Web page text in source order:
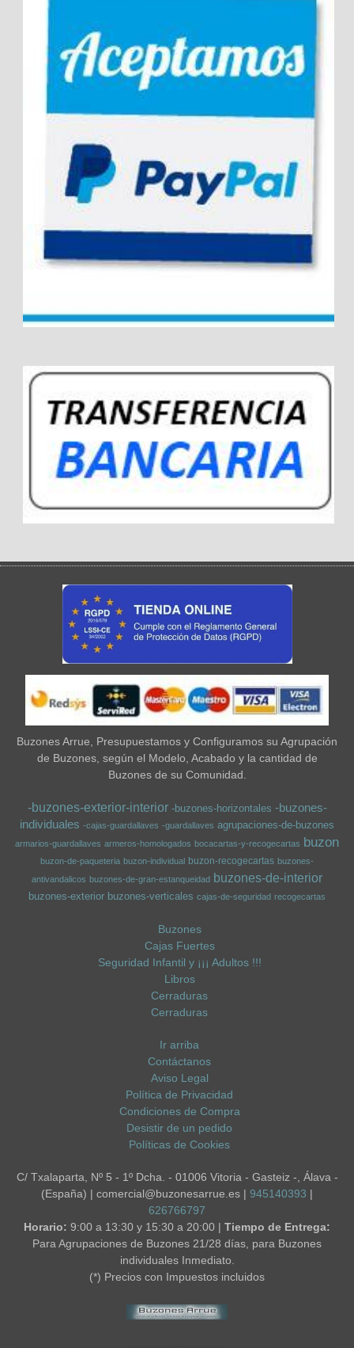
Buzones Arrue, Presupuestamos y Configuramos su Agrupación
de Buzones, según el Modelo, Acabado y la cantidad de
Buzones de su Comunidad.
-buzones-exterior-interior -buzones-horizontales -buzones-
individuales -cajas-guardallaves -guardallaves agrupaciones-de-buzones
armarios-guardallaves armeros-homologados bocacartas-y-recogecartas buzon
buzon-de-paqueteria buzon-individual buzon-recogecartas buzones-
antivandalicos buzones-de-gran-estanqueidad buzones-de-interior
buzones-exterior buzones-verticales cajas-de-seguridad recogecartas
Buzones
Cajas Fuertes
Seguridad Infantil y ¡¡¡ Adultos !!!
Libros
Cerraduras
Cerraduras
Ir arriba
Contáctanos
Aviso Legal
Política de Privacidad
Condiciones de Compra
Desistir de un pedido
Políticas de Cookies
C/ Txalaparta, Nº 5 - 1º Dcha. - 01006 Vitoria - Gasteiz -, Álava -
(España) | comercial@buzonesarrue.es | 945140393 |
626766797
Horario: 9:00 a 13:30 y 15:30 a 20:00 | Tiempo de Entrega:
Para Agrupaciones de Buzones 21/28 días, para Buzones
individuales Inmediato.
(*) Precios con Impuestos incluidos